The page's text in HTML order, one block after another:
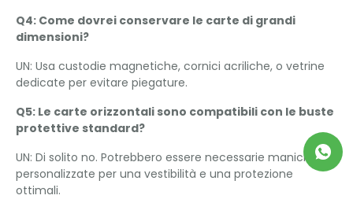
Q4: Come dovrei conservare le carte di grandi
dimensioni?
UN: Usa custodie magnetiche, cornici acriliche, o vetrine
dedicate per evitare piegature.
Q5: Le carte orizzontali sono compatibili con le buste
protettive standard?
UN: Di solito no. Potrebbero essere necessarie maniche
personalizzate per una vestibilità e una protezione
ottimali.